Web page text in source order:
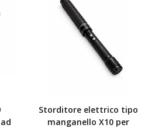
Storditore elettrico tipo
manganello X10 per